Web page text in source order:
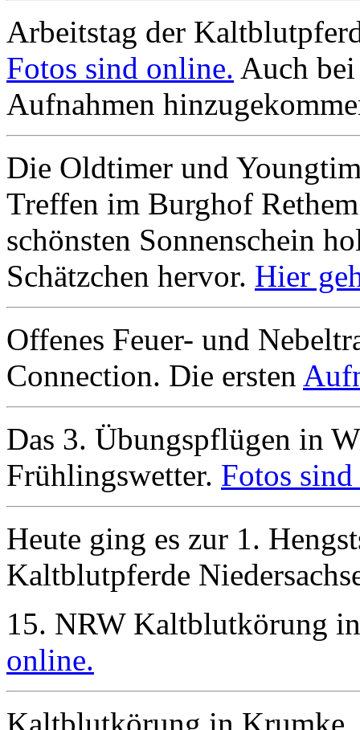
Arbeitstag der
Fotos sind online. Auch
Aufnahmen
Die Oldtimer und
Treffen im Burghof
schönsten Sonnenschein
Schätzchen hervor. Hier
Offenes Feuer- und
Connection. Die ersten
Das 3. Übungspflügen in
Frühlingswetter. Fotos
Heute ging es zur 1.
Kaltblutpferde
15. NRW Kaltblutkörung
online.